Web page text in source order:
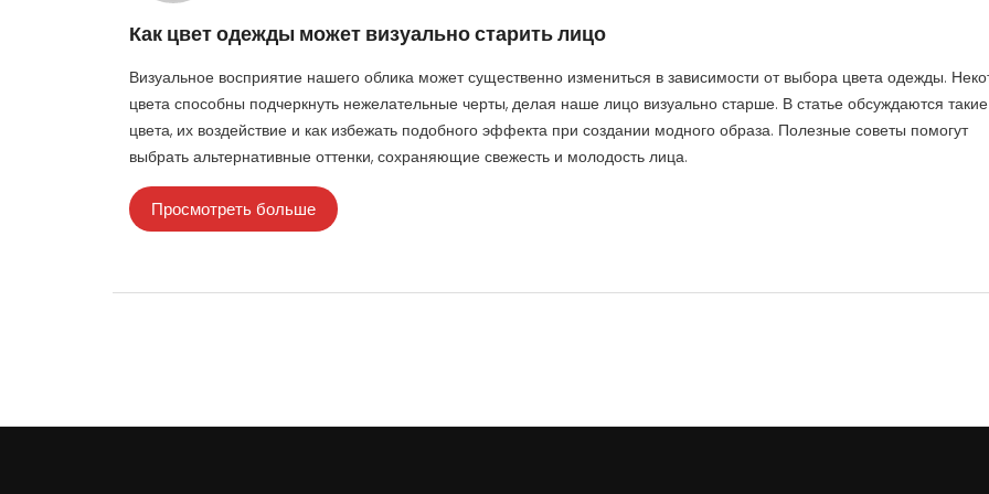
Как цвет одежды может визуально старить лицо
Визуальное восприятие нашего облика может существенно измениться в зависимости от выбора цвета одежды.
цвета способны подчеркнуть нежелательные черты, делая наше лицо визуально старше. В статье обсуждаются такие
цвета, их воздействие и как избежать подобного эффекта при создании модного образа. Полезные советы помогут
выбрать альтернативные оттенки, сохраняющие свежесть и молодость лица.
Просмотреть больше